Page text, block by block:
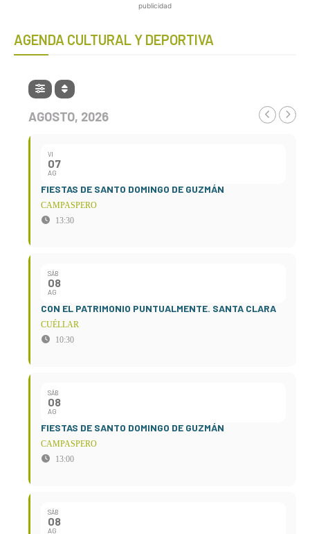
publicidad
AGENDA CULTURAL Y DEPORTIVA
AGOSTO, 2026
VI
07
AG
FIESTAS DE SANTO DOMINGO DE GUZMÁN
CAMPASPERO
13:30
SÁB
08
AG
CON EL PATRIMONIO PUNTUALMENTE. SANTA CLARA
CUÉLLAR
10:30
SÁB
08
AG
FIESTAS DE SANTO DOMINGO DE GUZMÁN
CAMPASPERO
13:00
SÁB
08
AG